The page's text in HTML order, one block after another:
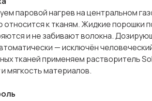
паровой нагрев на центральном
относится к тканям. Жидкие порошки
и не забивают волокна.
— исключён
тканей применяем растворитель
мягкость материалов.